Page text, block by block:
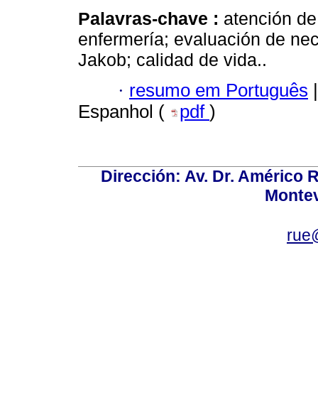
Palavras-chave : atención
enfermería; evaluación de
Jakob; calidad de vida..
· resumo em Português |
Espanhol (
pdf )
Dirección: Av. Dr. Américo